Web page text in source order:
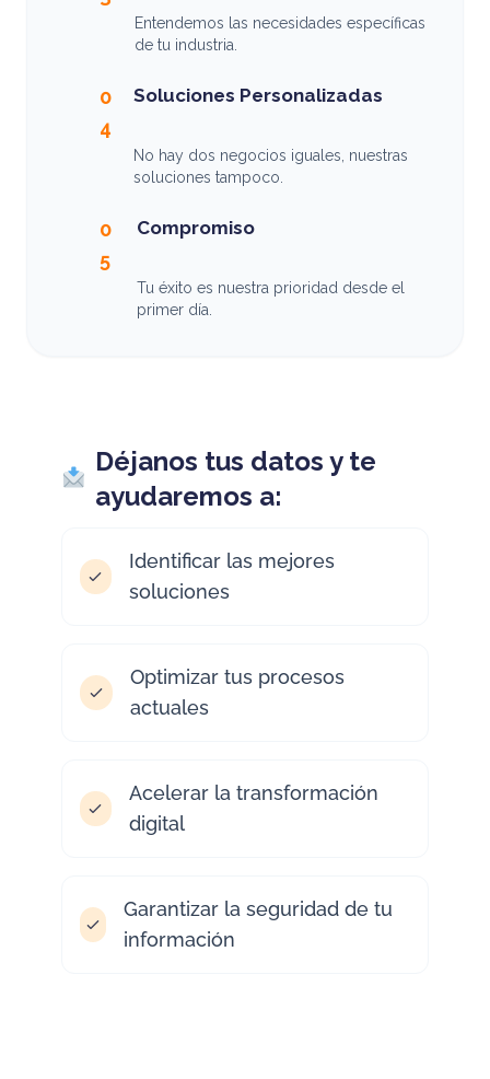
Entendemos las necesidades específicas
de tu industria.
0
4
Soluciones Personalizadas
No hay dos negocios iguales, nuestras
soluciones tampoco.
0
5
Compromiso
Tu éxito es nuestra prioridad desde el
primer día.
Déjanos tus datos y te
ayudaremos a:
Identificar las mejores
soluciones
Optimizar tus procesos
actuales
Acelerar la transformación
digital
Garantizar la seguridad de tu
información